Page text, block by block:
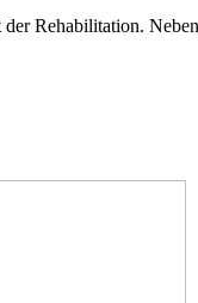
Rehabilitation.